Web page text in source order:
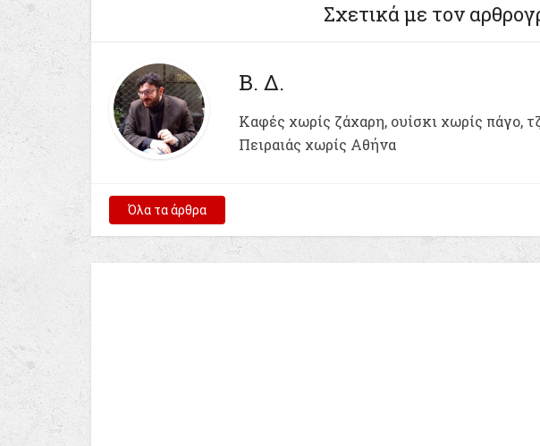
Σχετικά με τον
Β. Δ.
Kαφές χωρίς ζάχαρη, ουίσκι χωρίς πάγο,
Πειραιάς χωρίς Αθήνα
Όλα τα άρθρα